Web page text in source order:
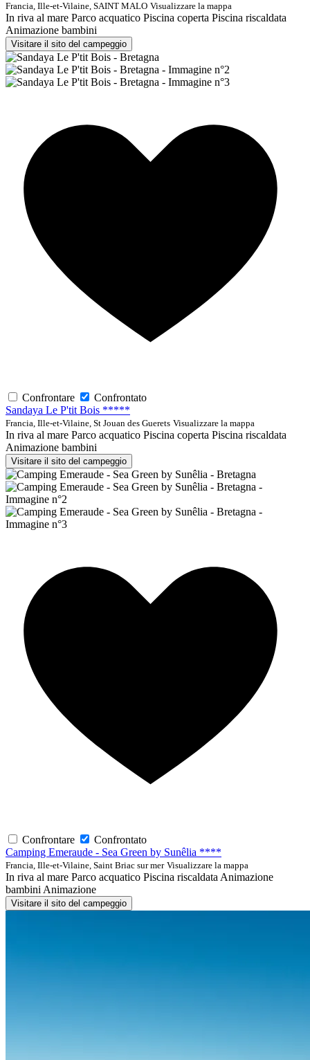
Francia, Ille-et-Vilaine, SAINT MALO Visualizzare la mappa
In riva al mare Parco acquatico Piscina coperta Piscina riscaldata
Animazione bambini
Visitare il sito del campeggio
Confrontare
Confrontato
Sandaya Le P'tit Bois *****
Francia, Ille-et-Vilaine, St Jouan des Guerets Visualizzare la mappa
In riva al mare Parco acquatico Piscina coperta Piscina riscaldata
Animazione bambini
Visitare il sito del campeggio
Confrontare
Confrontato
Camping Emeraude - Sea Green by Sunêlia ****
Francia, Ille-et-Vilaine, Saint Briac sur mer Visualizzare la mappa
In riva al mare Parco acquatico Piscina riscaldataAnimazione
bambiniAnimazione
Visitare il sito del campeggio